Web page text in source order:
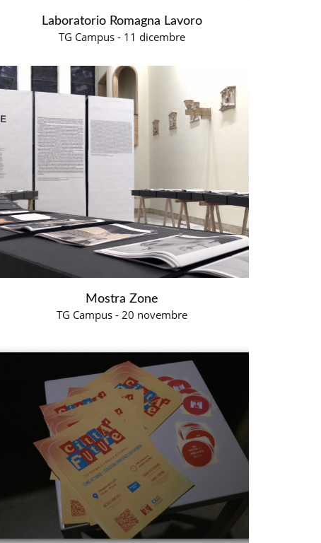
Laboratorio Romagna Lavoro
TG Campus - 11 dicembre
Mostra Zone
TG Campus - 20 novembre